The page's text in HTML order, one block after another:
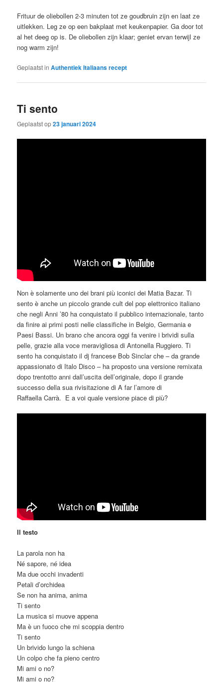
Frituur de oliebollen 2-3 minuten tot ze goudbruin zijn en laat ze
uitlekken. Leg ze op een bakplaat met keukenpapier. Ga door tot
al het deeg op is. De oliebollen zijn klaar; geniet ervan terwijl ze
nog warm zijn!
Geplaatst in Authentiek Italiaans recept
Ti sento
Geplaatst op23 januari 2024
Non è solamente uno dei brani più iconici dei Matia Bazar. Ti
sento è anche un piccolo grande cult del pop elettronico italiano
che negli Anni ’80 ha conquistato il pubblico internazionale, tanto
da finire ai primi posti nelle classifiche in Belgio, Germania e
Paesi Bassi. Un brano che ancora oggi fa venire i brividi sulla
pelle, grazie alla voce meravigliosa di Antonella Ruggiero. Ti
sento ha conquistato il dj francese Bob Sinclar che – da grande
appassionato di Italo Disco – ha proposto una versione remixata
dopo trentotto anni dall’uscita dell’originale, dopo il grande
successo della sua rivisitazione di A far l’amore di
Raffaella Carrà. E a voi quale versione piace di più?
Il testo
La parola non ha
Né sapore, né idea
Ma due occhi invadenti
Petali d’orchidea
Se non ha anima, anima
Ti sento
La musica si muove appena
Ma è un fuoco che mi scoppia dentro
Ti sento
Un brivido lungo la schiena
Un colpo che fa pieno centro
Mi ami o no?
Mi ami o no?